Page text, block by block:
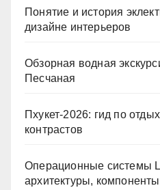
Понятие и история
дизайне интерьеров
Обзорная водная
Песчаная
Пхукет-2026: гид по
контрастов
Операционные системы
архитектуры,